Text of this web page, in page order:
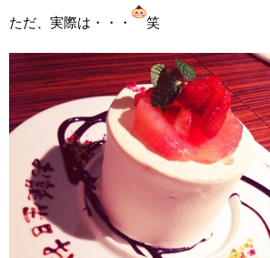
ただ、実際は・・・ 笑